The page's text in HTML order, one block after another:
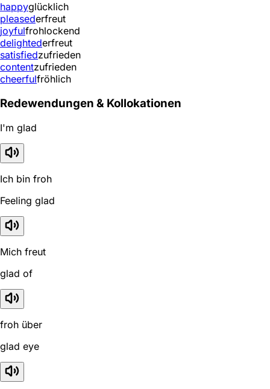
happyglücklich
pleasederfreut
joyfulfrohlockend
delightederfreut
satisfiedzufrieden
contentzufrieden
cheerfulfröhlich
Redewendungen & Kollokationen
I'm glad
Ich bin froh
Feeling glad
Mich freut
glad of
froh über
glad eye